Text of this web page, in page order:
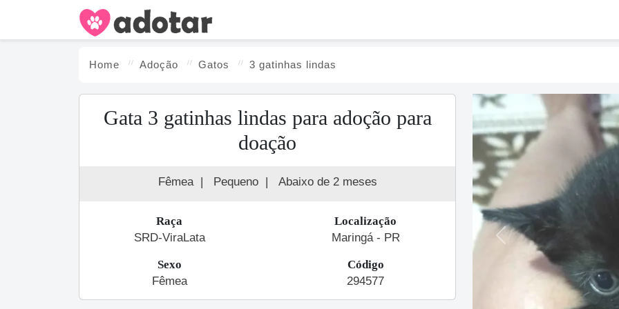
Home Adoção Gatos 3 gatinhas lindas
Gata 3 gatinhas lindas para adoção para
doação
Fêmea | Pequeno | Abaixo de 2 meses
Raça
SRD-ViraLata
Localização
Maringá - PR
Sexo
Fêmea
Código
294577
Previous